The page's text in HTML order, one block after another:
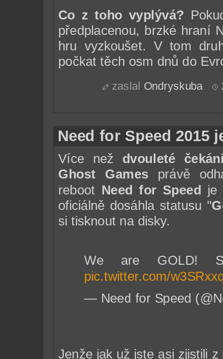
Co z toho vyplývá?
předplacenou, brzké hraní
hru vyzkoušet. V tom
počkat těch osm dnů do
zaslal Ondryskuba
Need for Speed 2015
Více než dvouleté
Ghost Games právě
reboot Need for Speed
oficiálně dosáhla statusu "
si tisknout na disky.
We are GOLD!
pic.twitter.com/
— Need for Speed
Jenže jak už jste asi zjistili